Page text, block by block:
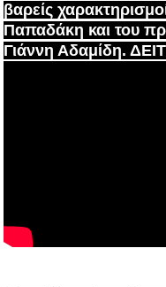
βαρείς
Παπαδάκη και του
Γιάννη Αδαμίδη.